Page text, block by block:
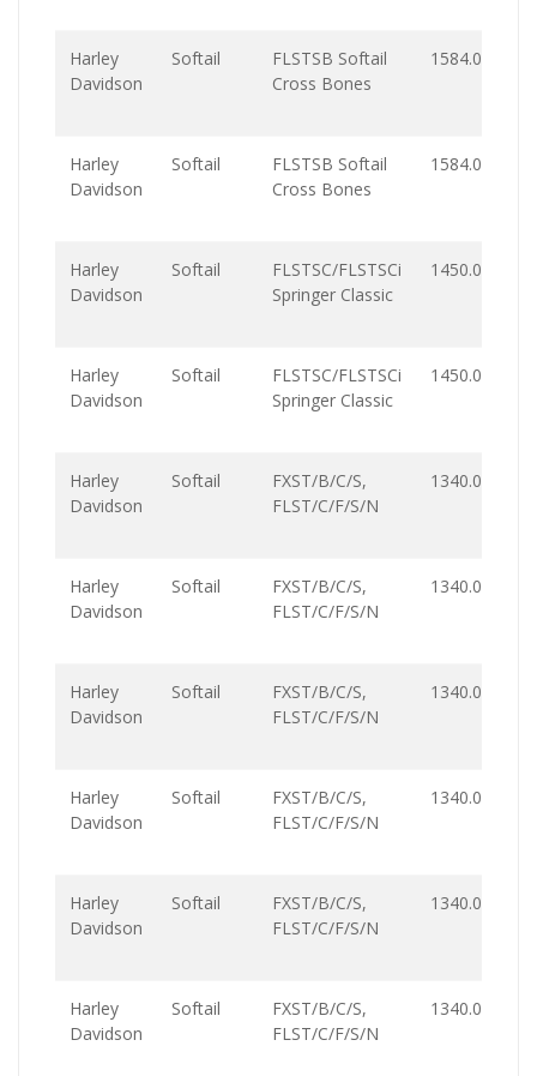
Harley
Davidson
Softail
FLSTSB Softail
Cross Bones
1584.0
Harley
Davidson
Softail
FLSTSB Softail
Cross Bones
1584.0
Harley
Davidson
Softail
FLSTSC/FLSTSCi
Springer Classic
1450.0
Harley
Davidson
Softail
FLSTSC/FLSTSCi
Springer Classic
1450.0
Harley
Davidson
Softail
FXST/B/C/S,
FLST/C/F/S/N
1340.0
Harley
Davidson
Softail
FXST/B/C/S,
FLST/C/F/S/N
1340.0
Harley
Davidson
Softail
FXST/B/C/S,
FLST/C/F/S/N
1340.0
Harley
Davidson
Softail
FXST/B/C/S,
FLST/C/F/S/N
1340.0
Harley
Davidson
Softail
FXST/B/C/S,
FLST/C/F/S/N
1340.0
Harley
Davidson
Softail
FXST/B/C/S,
FLST/C/F/S/N
1340.0